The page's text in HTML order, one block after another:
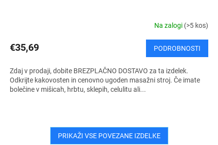
Z
P
L
A
Na zalogi (>5 kos)
€35,69 PODROBNOSTI
Zdaj v prodaji, dobite BREZPLAČNO DOSTAVO za ta izdelek.
Odkrijte kakovosten in cenovno ugoden masažni stroj. Če imate
bolečine v mišicah, hrbtu, sklepih, celulitu ali...
PRIKAŽI VSE POVEZANE IZDELKE